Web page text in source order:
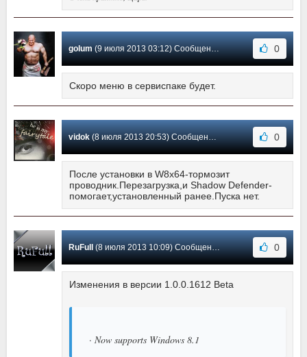
golum(9 июля 2013 03:12) Сообщение #4 0
Скоро меню в сервиспаке будет.
vidok(8 июля 2013 20:53) Сообщение #3 0
После установки в W8x64-тормозит
проводник.Перезагрузка,и Shadow Defender-
помогает,установленный ранее.Пуска нет.
RuFull (8 июля 2013 10:09) Сообщение #2 0
Изменения в версии 1.0.0.1612 Beta
· Now supports Windows 8.1